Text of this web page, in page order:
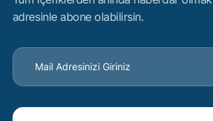
adresinle abone olabilirsin.